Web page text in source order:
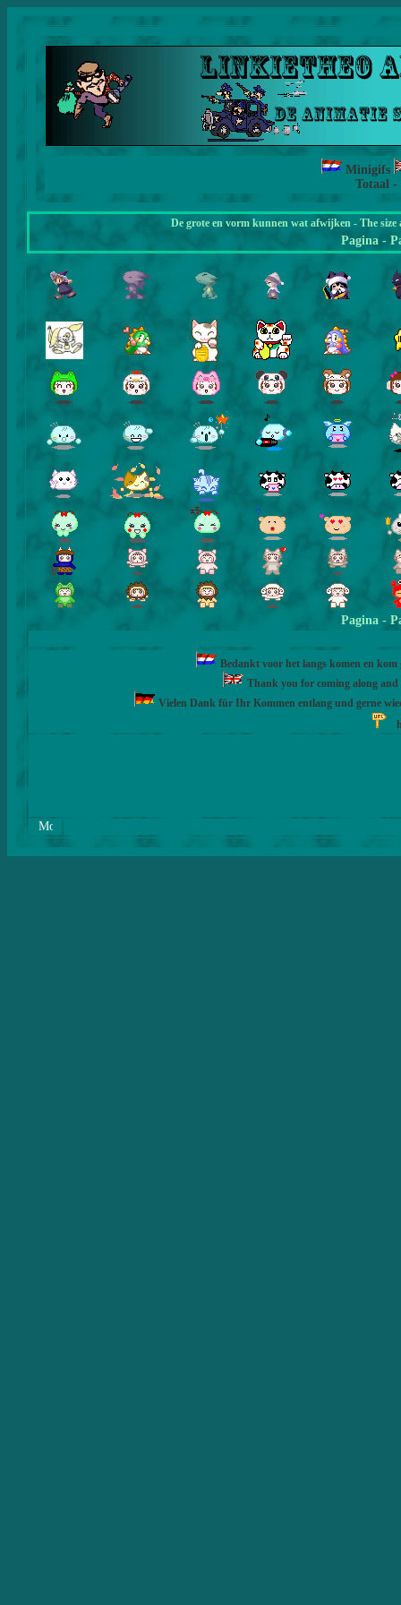
Minigifs
Totaal -
De grote en vorm kunnen wat afwijken - The
Pagina -
Pagina -
Bedankt voor het langs komen en
Thank you for coming along and
Vielen Dank für Ihr Kommen entlang und gerne